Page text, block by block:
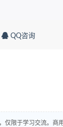
QQ咨询
仅限于学习交流。商